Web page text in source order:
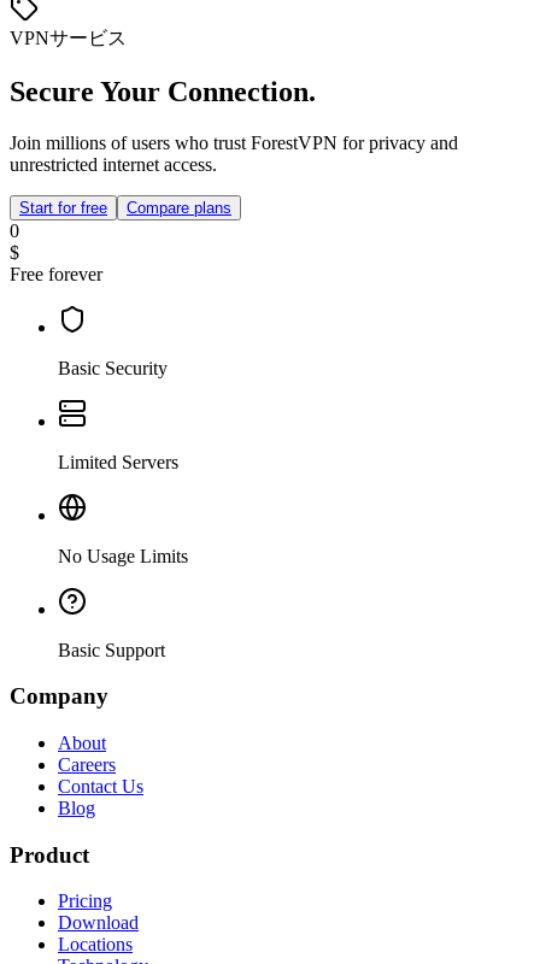
VPNサービス
Secure Your Connection.
Join millions of users who trust ForestVPN for privacy and
unrestricted internet access.
Start for free Compare plans
0
$
Free forever
Basic Security
Limited Servers
No Usage Limits
Basic Support
Company
About
Careers
Contact Us
Blog
Product
Pricing
Download
Locations